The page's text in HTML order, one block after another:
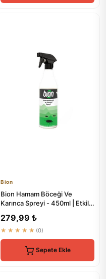
Bion
Bion Hamam Böceği Ve
Karınca Spreyi - 450ml | Etkili
279,99 ₺
★★★★★ (0)
Sepete Ekle